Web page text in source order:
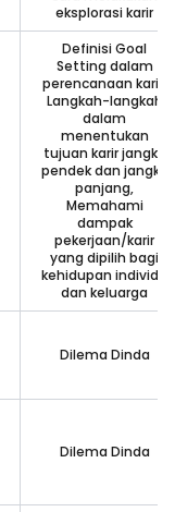
eksplorasi karir
Definisi Goal
Setting dalam
perencanaan karir,
Langkah-langkah
dalam
menentukan
tujuan karir jangka
pendek dan jangka
panjang,
Memahami
dampak
pekerjaan/karir
yang dipilih bagi
kehidupan individu
dan keluarga
Dilema Dinda
Dilema Dinda